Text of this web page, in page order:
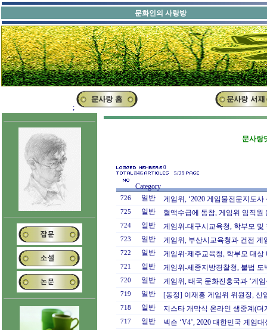
문화인의
;
문사랑
0
846
5/29
Category
726 일반 게임위, ‘2020 게임물전문지도
725 일반 혈액수급에 동참, 게임위 임직
724 일반 게임위-대구시교육청, 학부모
723 일반 게임위, 부산시교육청과 건전
722 일반 게임위·제주교육청, 학부모 대
721 일반 게임위-세종지방경찰청, 불법
720 일반 게임위, 태국 문화진흥국과 ‘게
719 일반 [동정] 이재홍 게임위 위원장, 신
718 일반 지스타 개막식 온라인 생중계(더
717 일반 넥슨 ‘V4’, 2020 대한민국 게임